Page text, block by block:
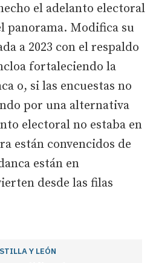
el adelanto electoral
panorama. Modifica su
a 2023 con el respaldo
fortaleciendo la
o, si las encuestas no
por una alternativa
electoral no estaba en
están convencidos de
están en
desde las filas
Y LEÓN